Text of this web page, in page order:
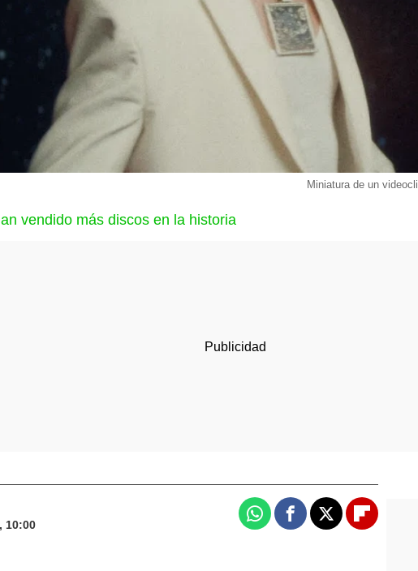
Miniatura de un
vendido más discos en la historia
10:00 WhatsappFacebook
X Flipboard